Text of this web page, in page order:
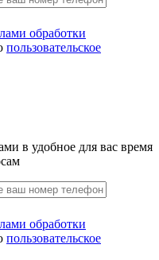
обработки
пользовательское
в удобное для вас время
обработки
пользовательское